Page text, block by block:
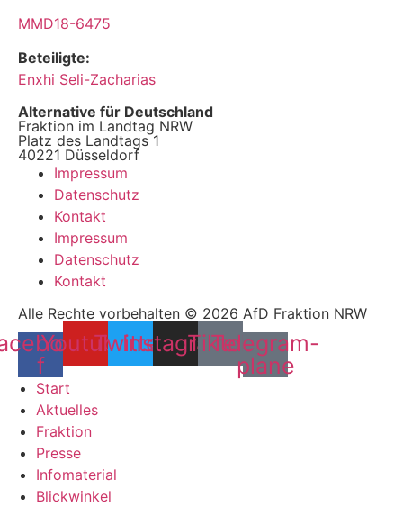
MMD18-6475
Beteiligte:
Enxhi Seli-Zacharias
Alternative für Deutschland
Fraktion im Landtag NRW
Platz des Landtags 1
40221 Düsseldorf
Impressum
Datenschutz
Kontakt
Impressum
Datenschutz
Kontakt
Alle Rechte vorbehalten © 2026 AfD Fraktion NRW
f
YoutubeTwitter
Instagram
Tiktok
Telegram-
plane
Start
Aktuelles
Fraktion
Presse
Infomaterial
Blickwinkel